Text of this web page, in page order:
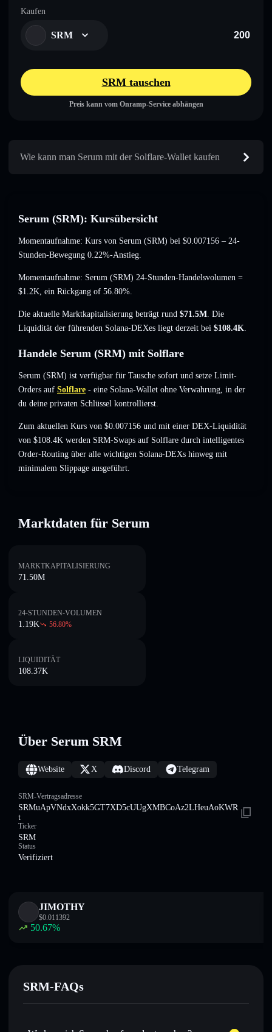
Kaufen
SRM
SRM tauschen
Preis kann vom Onramp-Service abhängen
Wie kann man Serum mit der Solflare-Wallet kaufen
Serum (SRM): Kursübersicht
Momentaufnahme: Kurs von Serum (SRM) bei $0.007156 – 24-
Stunden-Bewegung 0.22%-Anstieg.
Momentaufnahme: Serum (SRM) 24-Stunden-Handelsvolumen =
$1.2K, ein Rückgang of 56.80%.
Die aktuelle Marktkapitalisierung beträgt rund $71.5M. Die
Liquidität der führenden Solana-DEXes liegt derzeit bei $108.4K.
Handele Serum (SRM) mit Solflare
Serum (SRM) ist verfügbar für Tausche sofort und setze Limit-
Orders auf Solflare - eine Solana-Wallet ohne Verwahrung, in der
du deine privaten Schlüssel kontrollierst.
Zum aktuellen Kurs von $0.007156 und mit einer DEX-Liquidität
von $108.4K werden SRM-Swaps auf Solflare durch intelligentes
Order-Routing über alle wichtigen Solana-DEXs hinweg mit
minimalem Slippage ausgeführt.
Marktdaten für Serum
MARKTKAPITALISIERUNG
71.50M
24-STUNDEN-VOLUMEN
1.19K 56.80%
LIQUIDITÄT
108.37K
Über Serum SRM
Website X Discord Telegram
SRM-Vertragsadresse
SRMuApVNdxXokk5GT7XD5cUUgXMBCoAz2LHeuAoKWR
t
Ticker
SRM
Status
Verifiziert
JIMOTHY
$0.011392
50.67%
SRM-FAQs